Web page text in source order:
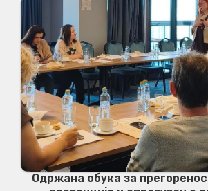
Одржана обука за